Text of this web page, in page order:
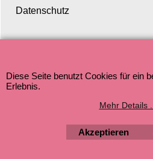
Datenschutz
WebShop erstellt mit
Diese Seite benutzt Cookies für ein
Erlebnis.
Mehr Details
Akzeptieren